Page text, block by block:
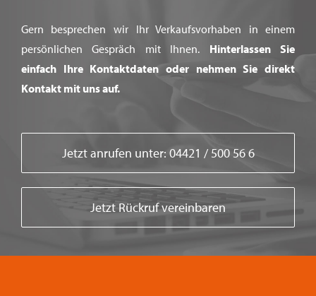
Gern besprechen wir Ihr Verkaufsvorhaben in einem
persönlichen Gespräch mit Ihnen. Hinterlassen Sie
einfach Ihre Kontaktdaten oder nehmen Sie direkt
Kontakt mit uns auf.
Jetzt anrufen unter: 04421 / 500 56 6
Jetzt Rückruf vereinbaren